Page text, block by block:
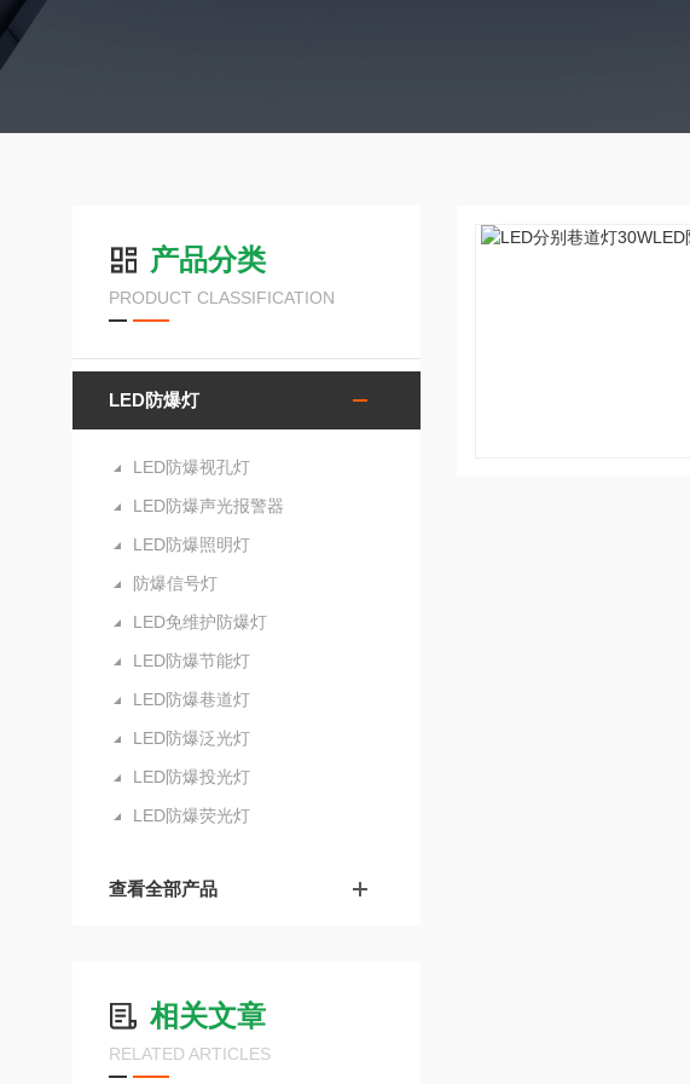
产品分类
PRODUCT CLASSIFICATION
LED防爆灯
LED防爆视孔灯
LED防爆声光报警器
LED防爆照明灯
防爆信号灯
LED免维护防爆灯
LED防爆节能灯
LED防爆巷道灯
LED防爆泛光灯
LED防爆投光灯
LED防爆荧光灯
查看全部产品
相关文章
RELATED ARTICLES